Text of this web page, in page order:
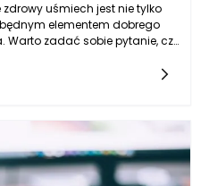
zdrowy uśmiech jest nie tylko
elementem dobrego
zadać sobie pytanie, czy
jest zrozumienie, jakie
a także co zrobić,
wymagających